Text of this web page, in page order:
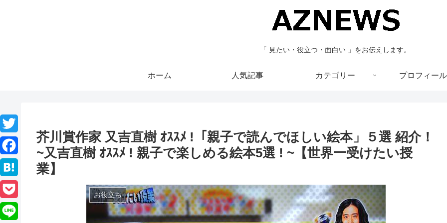
「 見たい・役立つ・面白い 」をお伝えします。
ホーム 人気記事 カテゴリー プロフィール
芥川賞作家 又吉直樹 ｵｽｽﾒ !「親子で読んでほしい絵本」５選 紹介！
~又吉直樹 ｵｽｽﾒ ! 親子で楽しめる絵本5選 ! ~【世界一受けたい授
業】
お役立ち
T
w
i
t
t
F
a
c
e
H
a
t
P